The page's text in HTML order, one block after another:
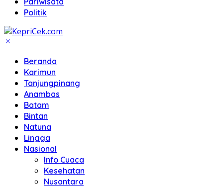
Politik
Beranda
Karimun
Tanjungpinang
Anambas
Batam
Bintan
Natuna
Lingga
Nasional
Info Cuaca
Kesehatan
Nusantara